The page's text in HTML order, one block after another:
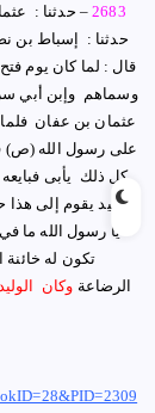
2683– حدثنا :
حدثنا : ‏ ‏إسباط
‏قال : لما كان يوم
‏‏وسماهم ‏ ‏وإبن أبي
‏عثمان بن عفان ‏ ‏فلما
على رسول الله ‏(ص)
كل ذلك ‏ ‏يأبى
رشيد يقوم إلى هذا
يا رسول الله ما
تكون له خائنة
الرضاعة وكان